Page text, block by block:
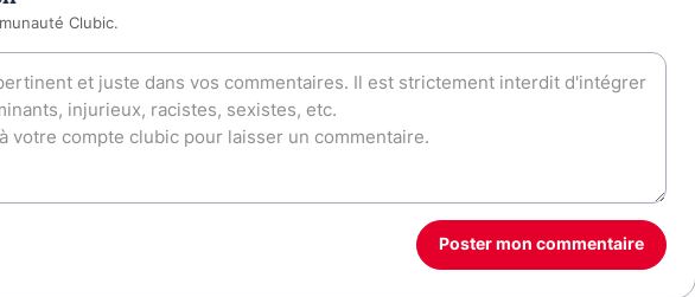
Clubic.
Poster mon commentaire